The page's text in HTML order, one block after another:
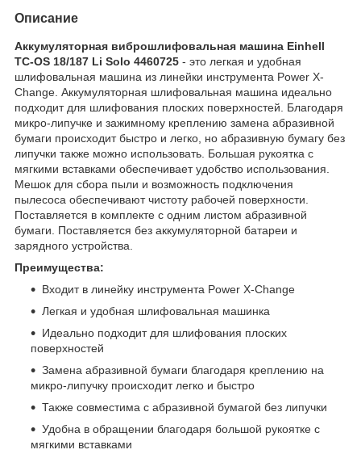
Описание
Аккумуляторная виброшлифовальная машина Einhell
TC-OS 18/187 Li Solo 4460725 - это легкая и удобная
шлифовальная машина из линейки инструмента Power X-
Change. Аккумуляторная шлифовальная машина идеально
подходит для шлифования плоских поверхностей. Благодаря
микро-липучке и зажимному креплению замена абразивной
бумаги происходит быстро и легко, но абразивную бумагу без
липучки также можно использовать. Большая рукоятка с
мягкими вставками обеспечивает удобство использования.
Мешок для сбора пыли и возможность подключения
пылесоса обеспечивают чистоту рабочей поверхности.
Поставляется в комплекте с одним листом абразивной
бумаги. Поставляется без аккумуляторной батареи и
зарядного устройства.
Преимущества:
Входит в линейку инструмента Power X-Change
Легкая и удобная шлифовальная машинка
Идеально подходит для шлифования плоских
поверхностей
Замена абразивной бумаги благодаря креплению на
микро-липучку происходит легко и быстро
Также совместима с абразивной бумагой без липучки
Удобна в обращении благодаря большой рукоятке с
мягкими вставками